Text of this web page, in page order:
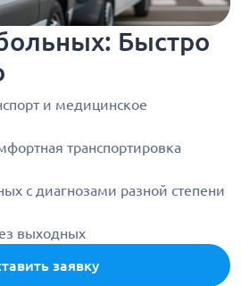
Быстро
и медицинское
транспортировка
с диагнозами разной степени
выходных
заявку